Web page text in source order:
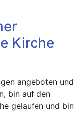
Kirche
angeboten und
bin auf den
gelaufen und bin